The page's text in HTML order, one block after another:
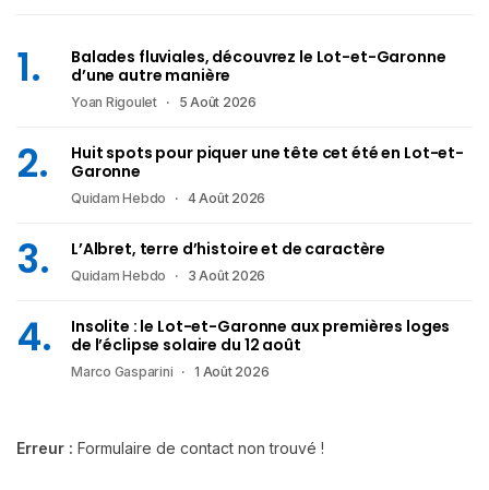
Balades fluviales, découvrez le Lot-et-Garonne
d’une autre manière
Yoan Rigoulet 5 Août 2026
Huit spots pour piquer une tête cet été en Lot-et-
Garonne
Quidam Hebdo 4 Août 2026
L’Albret, terre d’histoire et de caractère
Quidam Hebdo 3 Août 2026
Insolite : le Lot-et-Garonne aux premières loges
de l’éclipse solaire du 12 août
Marco Gasparini 1 Août 2026
Erreur : Formulaire de contact non trouvé !